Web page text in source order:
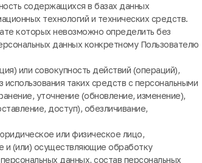
содержащихся в базах данных
технологий и технических средств.
которых невозможно определить без
данных конкретному Пользователю
или совокупность действий (операций),
таких средств с персональными
уточнение (обновление, изменение),
доступ), обезличивание,
или физическое лицо,
и (или) осуществляющие обработку
данных, состав персональных